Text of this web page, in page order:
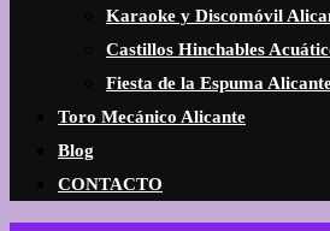
Karaoke y Discomóvil
Castillos Hinchables
Fiesta de la Espuma
Toro Mecánico Alicante
Blog
CONTACTO